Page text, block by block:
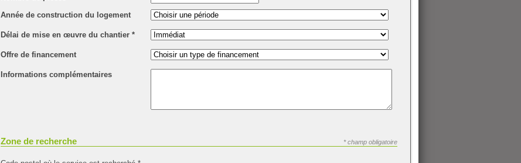
Année de construction du logement
Délai de mise en œuvre du chantier*
Offre de financement
Informations complémentaires
Zone de recherche * champ obligatoire